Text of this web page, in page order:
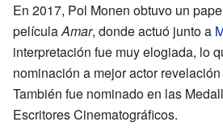
En 2017, Pol Monen obtuvo un
películaAmar, donde actuó junto a
interpretación fue muy elogiada, lo
nominación a mejor actor
También fue nominado en las
Escritores Cinematográficos.